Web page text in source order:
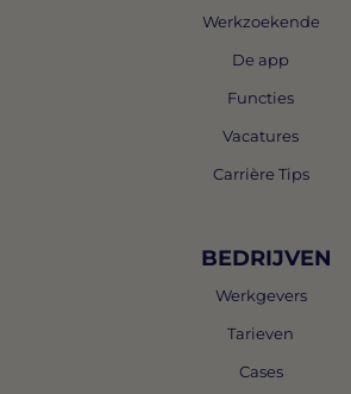
Werkzoekende
De app
Functies
Vacatures
Carrière Tips
BEDRIJVEN
Werkgevers
Tarieven
Cases